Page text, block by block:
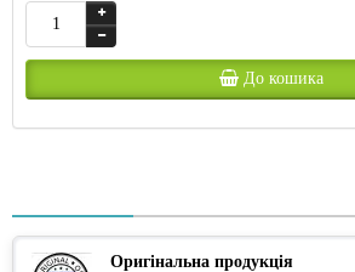
До кошика
Оригінальна продукція